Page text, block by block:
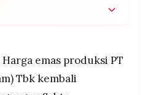
Rp2.265.000 per gram.
karena pasar
Harga emas produksi PT
Tbk kembali